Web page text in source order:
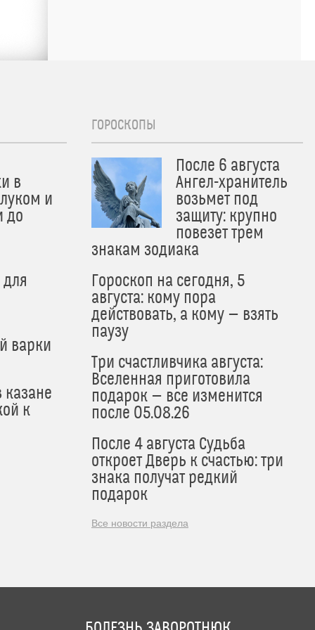
в
и
до
варки
к
ГОРОСКОПЫ
После 6 августа
Ангел-хранитель
возьмет под
защиту: крупно
повезет трем
знакам зодиака
Гороскоп на сегодня, 5
августа: кому пора
действовать, а кому — взять
паузу
Три счастливчика августа:
Вселенная приготовила
подарок — все изменится
после 05.08.26
После 4 августа Судьба
откроет Дверь к счастью: три
знака получат редкий
подарок
Все новости раздела